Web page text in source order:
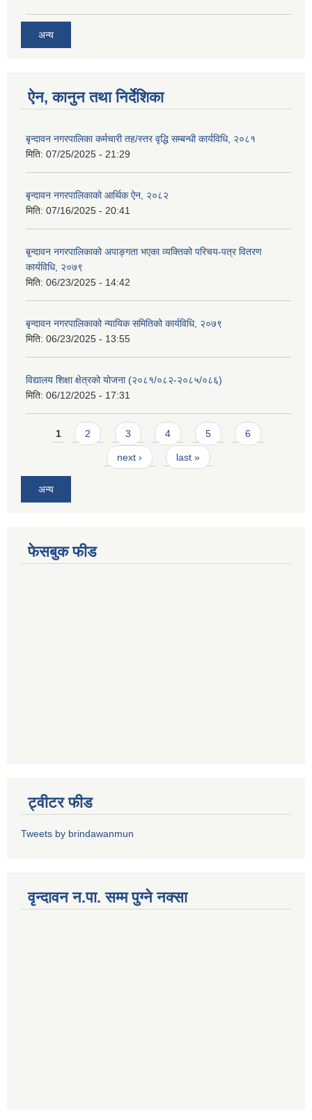
अन्य
ऐन, कानुन तथा निर्देशिका
बृन्दावन नगरपालिका कर्मचारी तह/स्तर वृद्धि सम्बन्धी कार्यविधि, २०८१
मिति: 07/25/2025 - 21:29
बृन्दावन नगरपालिकाको आर्थिक ऐन, २०८२
मिति: 07/16/2025 - 20:41
बृ्न्दावन नगरपालिकाको अपाङ्गता भएका व्यक्तिको परिचय-पत्र वितरण
कार्यविधि, २०७९
मिति: 06/23/2025 - 14:42
बृन्दावन नगरपालिकाको न्यायिक समितिको कार्यविधि, २०७९
मिति: 06/23/2025 - 13:55
विद्यालय शिक्षा क्षेत्रको योजना (२०८१/०८२-२०८५/०८६)
मिति: 06/12/2025 - 17:31
Pages
1 2 3 4 5 6
next › last »
अन्य
फेसबुक फीड
ट्वीटर फीड
Tweets by brindawanmun
वृन्दावन न.पा. सम्म पुग्ने नक्सा